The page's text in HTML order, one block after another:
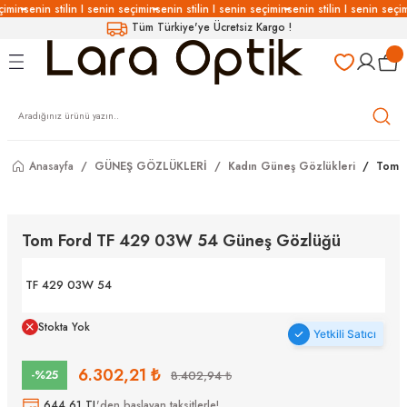
senin stilin I senin seçiminsenin stilin I senin seçiminsenin stilin I senin
Tüm Türkiye'ye Ücretsiz Kargo !
Geri Dön
Geri Dön
Geri Dön
Geri Dön
Anasayfa GÜNEŞ GÖZLÜKLERİ Kadın Güneş Gözlükleri Tom
Tom Ford TF 429 03W 54 Güneş Gözlüğü
TF 429 03W 54
Stokta Yok Yetkili Satıcı
-%25 6.302,21 ₺ 8.402,94 ₺